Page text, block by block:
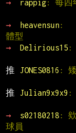
→
rappig: 每四
→
heavensun:
體型
→
Delirious15 :
推
JONES0816 :
推
Julian9x9x9 :
→
s02180218 :
球員